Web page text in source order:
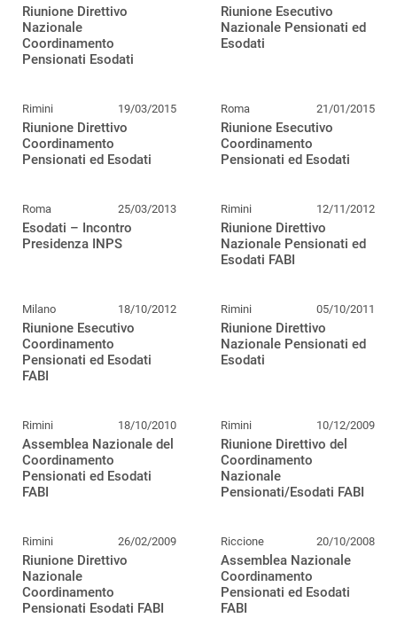
Riunione Direttivo
Nazionale
Coordinamento
Pensionati Esodati
Riunione Esecutivo
Nazionale Pensionati ed
Esodati
Rimini 19/03/2015
Riunione Direttivo
Coordinamento
Pensionati ed Esodati
Roma 21/01/2015
Riunione Esecutivo
Coordinamento
Pensionati ed Esodati
Roma 25/03/2013
Esodati – Incontro
Presidenza INPS
Rimini 12/11/2012
Riunione Direttivo
Nazionale Pensionati ed
Esodati FABI
Milano 18/10/2012
Riunione Esecutivo
Coordinamento
Pensionati ed Esodati
FABI
Rimini 05/10/2011
Riunione Direttivo
Nazionale Pensionati ed
Esodati
Rimini 18/10/2010
Assemblea Nazionale del
Coordinamento
Pensionati ed Esodati
FABI
Rimini 10/12/2009
Riunione Direttivo del
Coordinamento
Nazionale
Pensionati/Esodati FABI
Rimini 26/02/2009
Riunione Direttivo
Nazionale
Coordinamento
Pensionati Esodati FABI
Riccione 20/10/2008
Assemblea Nazionale
Coordinamento
Pensionati ed Esodati
FABI